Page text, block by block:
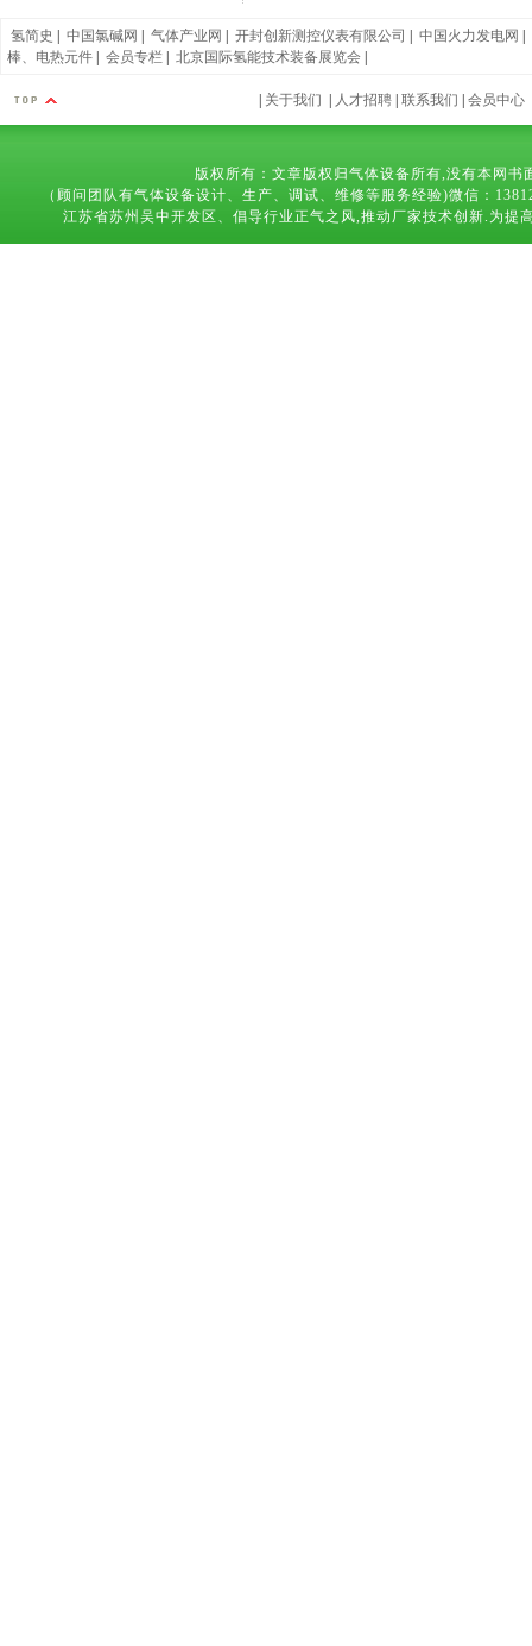
氢简史 中国氯碱网 气体产业网 开封创新测控仪表有限公司 中国火力发电网
棒、电热元件
会员专栏 北京国际氢能技术装备展览会
关于我们 人才招聘 联系我们 会员中心
版权所有：文章版权归气体设备所有,没有本网
（顾问团队有气体设备设计、生产、调试、维修等服务经验)微信：
江苏省苏州吴中开发区、倡导行业正气之风,推动厂家技术创新.为提